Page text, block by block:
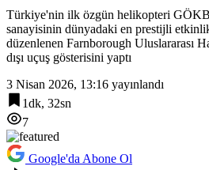
Türkiye'nin ilk özgün helikopteri
sanayisinin dünyadaki en prestijli
düzenlenen Farnborough Uluslararası
dışı uçuş gösterisini yaptı
3 Nisan 2026, 13:16 yayınlandı
1dk, 32sn
7
Google'da Abone Ol